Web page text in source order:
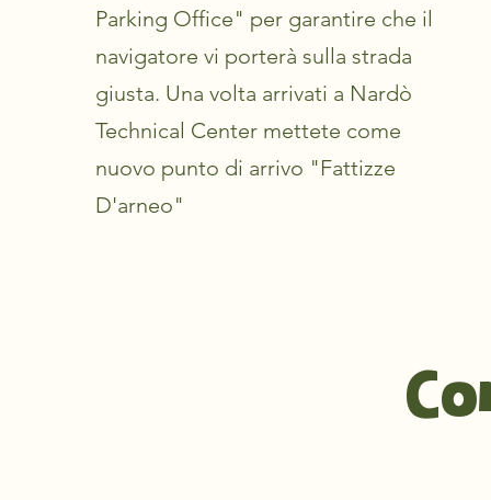
Parking Office" per garantire che il
navigatore vi porterà sulla strada
giusta. Una volta arrivati a Nardò
Technical Center mettete come
nuovo punto di arrivo "Fattizze
D'arneo"